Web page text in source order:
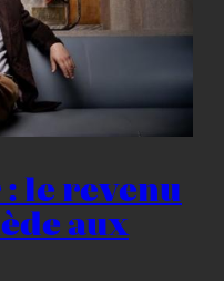
le revenu
aux